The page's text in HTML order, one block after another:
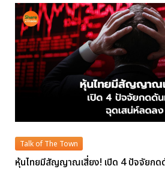
Talk of The Town
หุ้นไทยมีสัญญาณเสี่ยง! เปิด 4 ปัจจัยกด